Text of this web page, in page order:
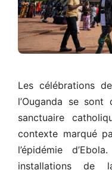
Les célébrations
l’Ouganda se
sanctuaire
contexte marqué
l’épidémie
installations de